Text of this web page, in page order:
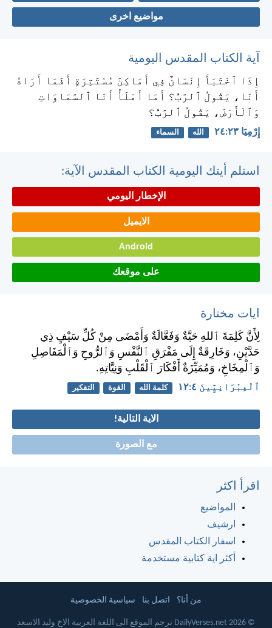
مواضيع اخرى
آية الكتاب المقدس اليومية
إِذَا ٱخْتَبَأَ إِنْسَانٌ فِي أَمَاكِنَ مُسْتَتِرَةٍ أَفَمَا أَرَاهُ
أَنَا، يَقُولُ ٱلرَّبُّ؟ أَمَا أَمْلَأُ أَنَا ٱلسَّمَاوَاتِ
وَٱلْأَرْضَ، يَقُولُ ٱلرَّبُّ؟
إِرْمِيَا ٢٣:‏٢٤ الله السماء
استلم أيتك اليومية الكتاب المقدس الآية:
الإخطار اليومي
الايميل
Android
على موقعك
ايات مختارة
لِأَنَّ كَلِمَةَ ٱللهِ حَيَّةٌ وَفَعَّالَةٌ وَأَمْضَى مِنْ كُلِّ سَيْفٍ ذِي
حَدَّيْنِ، وَخَارِقَةٌ إِلَى مَفْرَقِ ٱلنَّفْسِ وَٱلرُّوحِ وَٱلْمَفَاصِلِ
وَٱلْمِخَاخِ، وَمُمَيِّزَةٌ أَفْكَارَ ٱلْقَلْبِ وَنِيَّاتِهِ.
ٱلْعِبْرَانِيِّينَ ٤:‏١٢ كلمة الله القوة التفكير
الاية التالية!
مع الصورة
اقرأ اكثر
المواضيع
ارشيف
اسفار الكتاب المقدس
أكثر اية كتابية مستخدمة
من أنا؟ اتصل بنا سياسية الخصوصية
© 2026 DailyVerses.net ترجم الموقع الى اللغة العربية الاخ وليد الاسعد